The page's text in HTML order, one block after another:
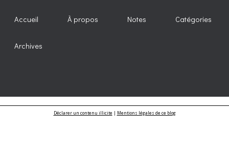
Accueil À propos Notes Catégories
Archives
Déclarer un contenu illicite| Mentions légales de ce blog